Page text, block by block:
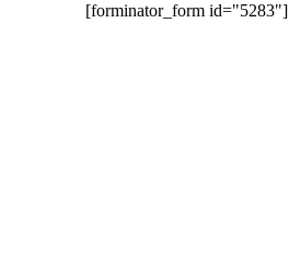
[forminator_form id="5283"]